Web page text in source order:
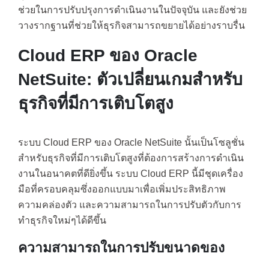
ช่วยในการปรับปรุงการดำเนินงานในปัจจุบัน และยังช่วย
วางรากฐานที่ช่วยให้ธุรกิจสามารถขยายได้อย่างราบรื่น
Cloud ERP ของ Oracle
NetSuite: ตัวเปลี่ยนเกมสำหรับ
ธุรกิจที่มีการเติบโตสูง
ระบบ Cloud ERP ของ Oracle NetSuite นั้นเป็นโซลูชั่น
สำหรับธุรกิจที่มีการเติบโตสูงที่ต้องการสร้างการดำเนิน
งานในอนาคตที่ดียิ่งขึ้น ระบบ Cloud ERP นี้มีชุดเครื่อง
มือที่ครอบคลุมซึ่งออกแบบมาเพื่อเพิ่มประสิทธิภาพ
ความคล่องตัว และความสามารถในการปรับตัวกับการ
ทำธุรกิจใหม่ๆได้ดีขึ้น
ความสามารถในการปรับขนาดของ